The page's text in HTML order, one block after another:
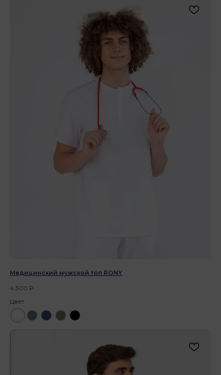
Медицинский мужской топ RONY
4 300 ₽
Цвет